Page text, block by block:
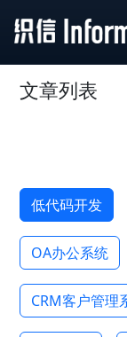
文章列表
低代码开发
OA办公系统
CRM客户管理